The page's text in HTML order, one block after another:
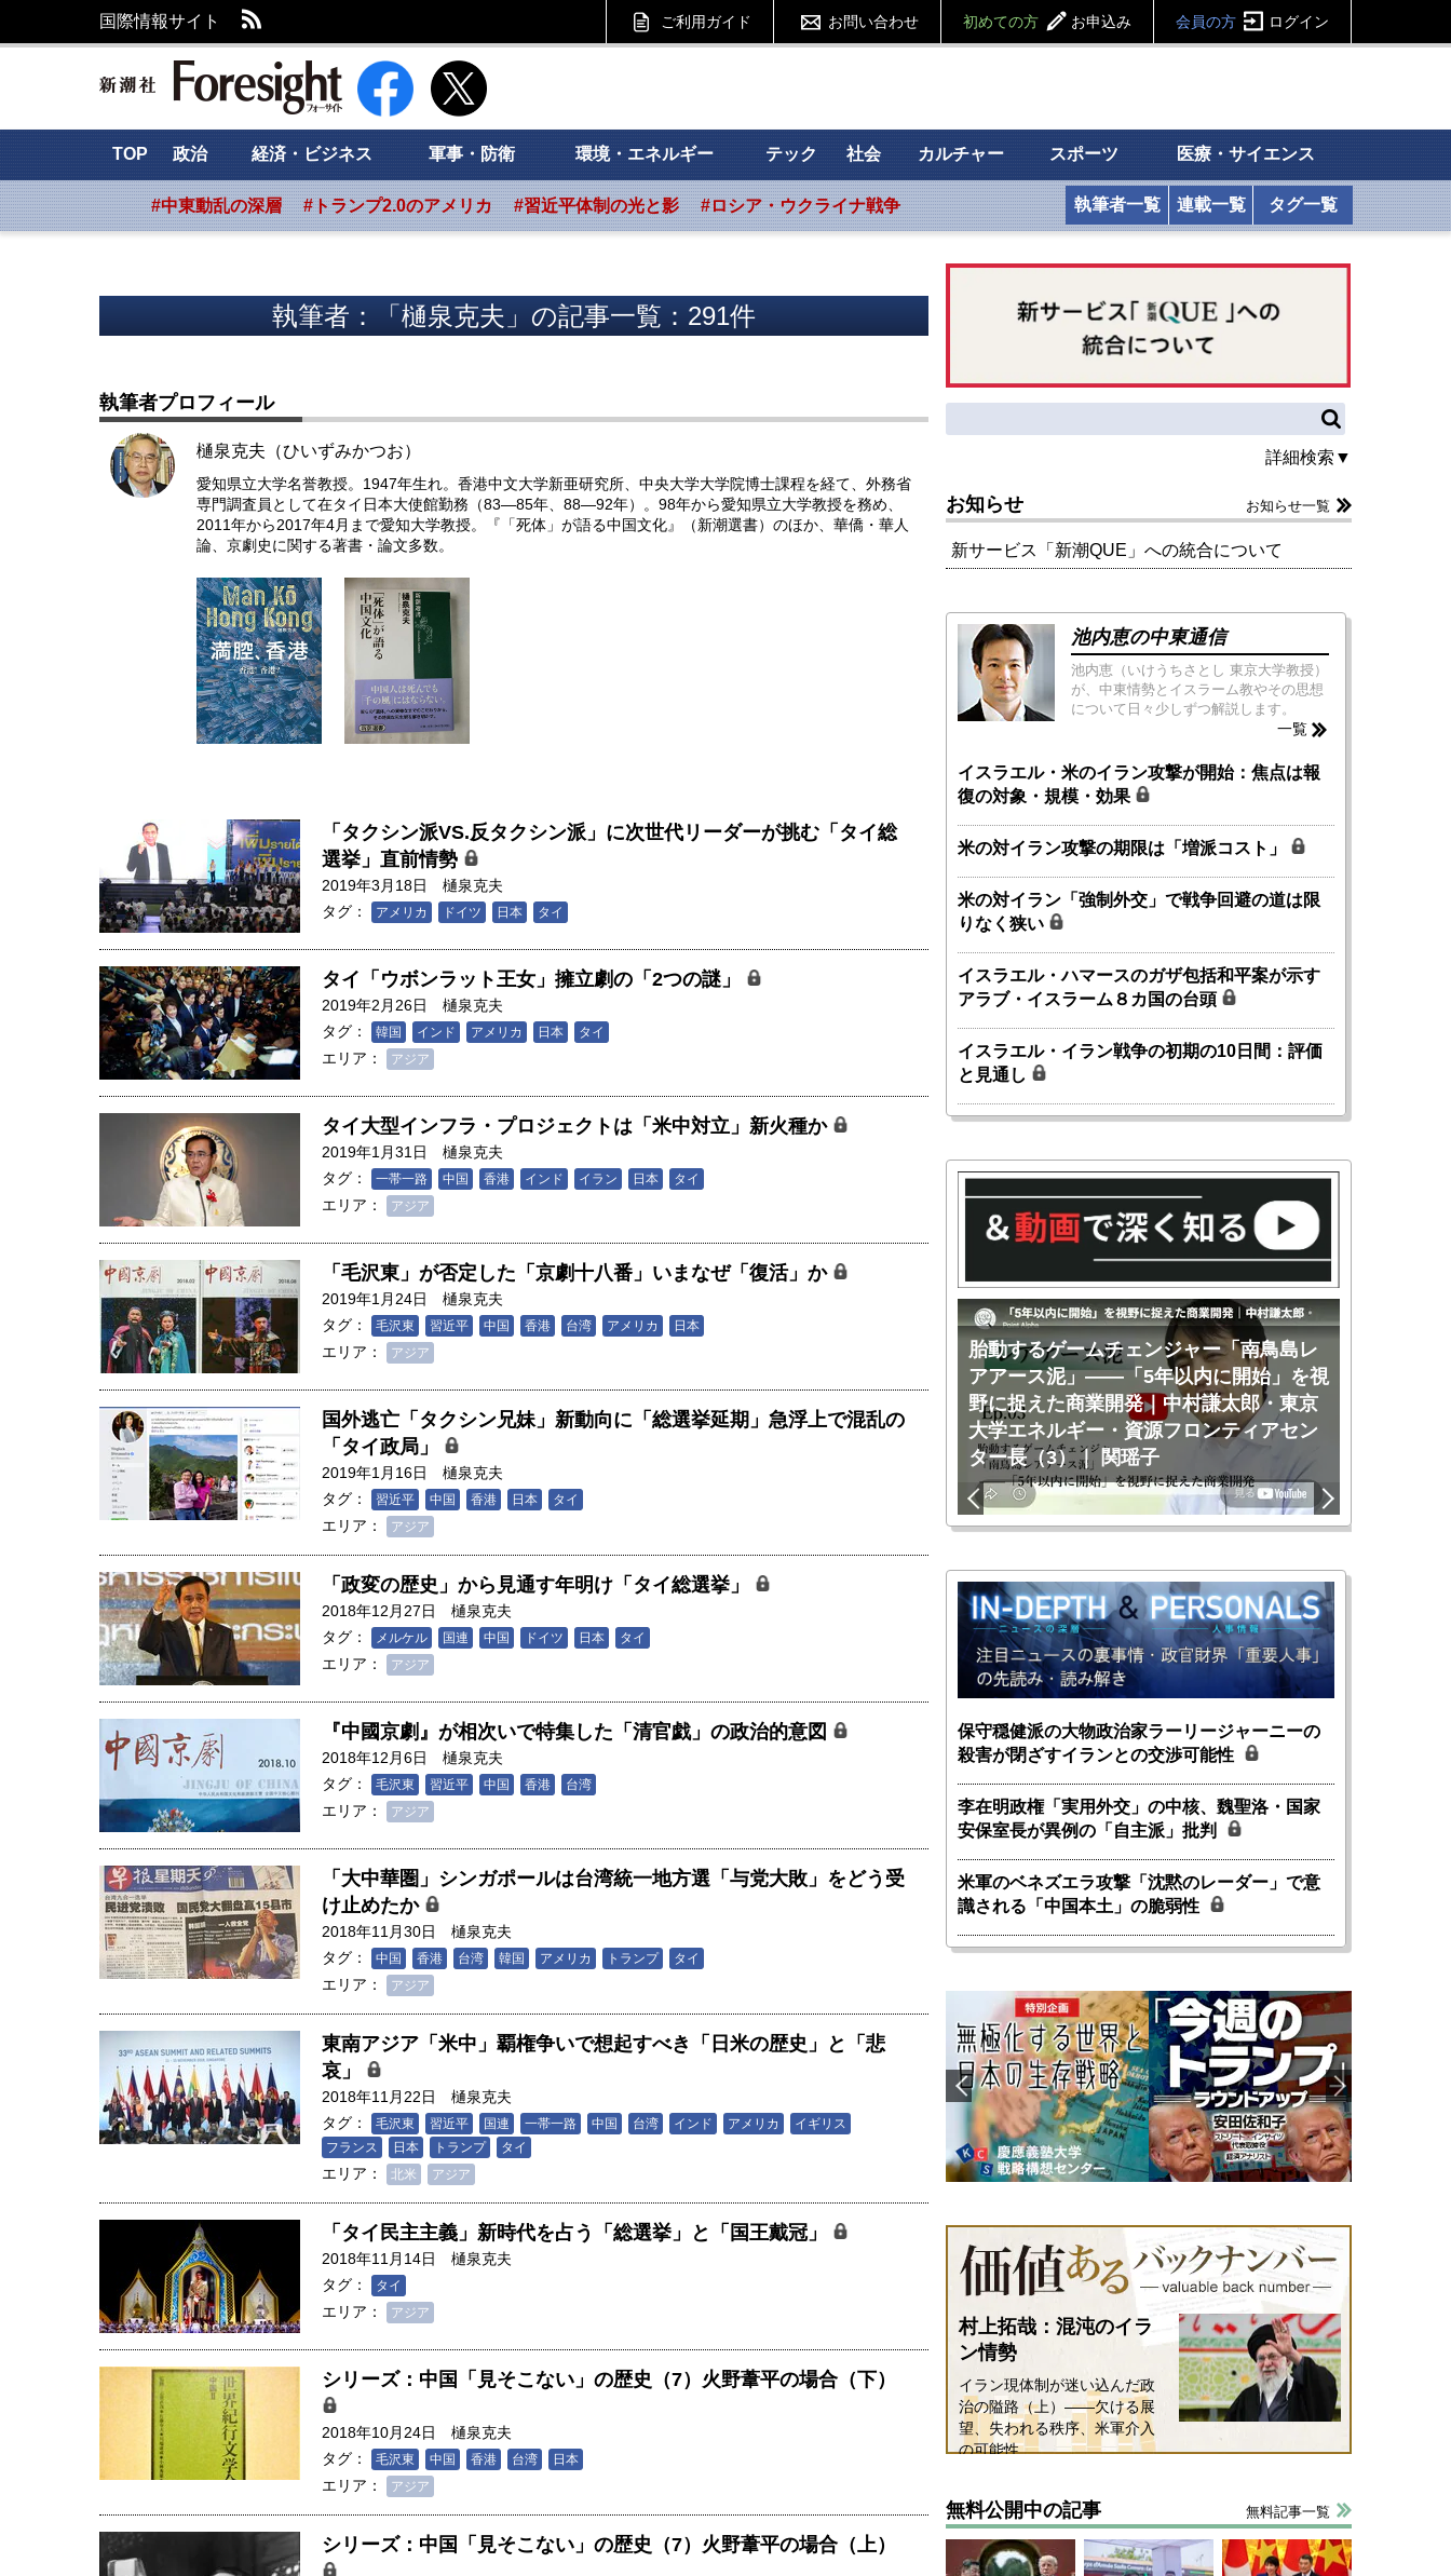
国際情報サイト ご利用ガイド お問い合わせ 初めての方 お申込み 会員の方 ログイン
新潮社 Foresight フォーサイト
TOP 政治 経済・ビジネス 軍事・防衛 環境・エネルギー テック 社会 カルチャー スポーツ 医療・サイエンス
#中東動乱の深層 #トランプ2.0のアメリカ #習近平体制の光と影 #ロシア・ウクライナ戦争 執筆者一覧 連載一覧 タグ一覧
執筆者：「樋泉克夫」の記事一覧：291件
執筆者プロフィール
樋泉克夫（ひいずみかつお）
愛知県立大学名誉教授。1947年生れ。香港中文大学新亜研究所、中央大学大学院博士課程を経て、外務省
専門調査員として在タイ日本大使館勤務（83―85年、88―92年）。98年から愛知県立大学教授を務め、
2011年から2017年4月まで愛知大学教授。『「死体」が語る中国文化』（新潮選書）のほか、華僑・華人
論、京劇史に関する著書・論文多数。
「タクシン派VS.反タクシン派」に次世代リーダーが挑む「タイ総
選挙」直前情勢
2019年3月18日
樋泉克夫
タグ：
アメリカ ドイツ 日本 タイ
タイ「ウボンラット王女」擁立劇の「2つの謎」
2019年2月26日
樋泉克夫
タグ：
韓国 インド アメリカ 日本 タイ
エリア： アジア
タイ大型インフラ・プロジェクトは「米中対立」新火種か
2019年1月31日
樋泉克夫
タグ：
一帯一路 中国 香港 インド イラン 日本 タイ
エリア： アジア
「毛沢東」が否定した「京劇十八番」いまなぜ「復活」か
2019年1月24日
樋泉克夫
タグ：
毛沢東 習近平 中国 香港 台湾 アメリカ 日本
エリア： アジア
国外逃亡「タクシン兄妹」新動向に「総選挙延期」急浮上で混乱の
「タイ政局」
2019年1月16日
樋泉克夫
タグ：
習近平 中国 香港 日本 タイ
エリア： アジア
「政変の歴史」から見通す年明け「タイ総選挙」
2018年12月27日
樋泉克夫
タグ：
メルケル 国連 中国 ドイツ 日本 タイ
エリア： アジア
『中國京劇』が相次いで特集した「清官戯」の政治的意図
2018年12月6日
樋泉克夫
タグ：
毛沢東 習近平 中国 香港 台湾
エリア： アジア
「大中華圏」シンガポールは台湾統一地方選「与党大敗」をどう受
け止めたか
2018年11月30日
樋泉克夫
タグ：
中国 香港 台湾 韓国 アメリカ トランプ タイ
エリア： アジア
東南アジア「米中」覇権争いで想起すべき「日米の歴史」と「悲
哀」
2018年11月22日
樋泉克夫
タグ：
毛沢東 習近平 国連 一帯一路 中国 台湾 インド アメリカ
イギリス
フランス
日本 トランプ タイ
エリア： 北米 アジア
「タイ民主主義」新時代を占う「総選挙」と「国王戴冠」
2018年11月14日
樋泉克夫
タグ：
タイ
エリア： アジア
シリーズ：中国「見そこない」の歴史（7）火野葦平の場合（下）
2018年10月24日
樋泉克夫
タグ：
毛沢東 中国 香港 台湾 日本
エリア： アジア
シリーズ：中国「見そこない」の歴史（7）火野葦平の場合（上）
詳細検索▼
お知らせ お知らせ一覧
新サービス「新潮QUE」への統合について
池内恵の中東通信
池内恵（いけうちさとし 東京大学教授）
が、中東情勢とイスラーム教やその思想
について日々少しずつ解説します。
一覧
イスラエル・米のイラン攻撃が開始：焦点は報
復の対象・規模・効果
米の対イラン攻撃の期限は「増派コスト」
米の対イラン「強制外交」で戦争回避の道は限
りなく狭い
イスラエル・ハマースのガザ包括和平案が示す
アラブ・イスラーム８カ国の台頭
イスラエル・イラン戦争の初期の10日間：評価
と見通し
人は「地上の太陽」を手にするか 核融
合発電の現在地――実現・普及後の「世
界像」｜江尻晶・東京大学大学院新領域
創成科学研究科教授（4）｜ 関瑶子
サプライチェーン｜中村謙太郎・東京大
学エネルギー・資源フロンティアセンタ
胎動するゲームチェンジャー「南鳥島レ
アアース泥」――「5年以内に開始」を視
野に捉えた商業開発｜中村謙太郎・東京
大学エネルギー・資源フロンティアセン
ター長（3）｜ 関瑶子
保守穏健派の大物政治家ラーリージャーニーの
殺害が閉ざすイランとの交渉可能性
李在明政権「実用外交」の中核、魏聖洛・国家
安保室長が異例の「自主派」批判
米軍のベネズエラ攻撃「沈黙のレーダー」で意
識される「中国本土」の脆弱性
村上拓哉：混沌のイラ
ン情勢
イラン現体制が迷い込んだ政
治の隘路（上）――欠ける展
望、失われる秩序、米軍介入
の可能性
無料公開中の記事 無料記事一覧